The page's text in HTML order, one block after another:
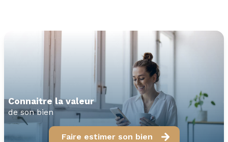
connaitre la valeur
de son bien
Faire estimer son bien